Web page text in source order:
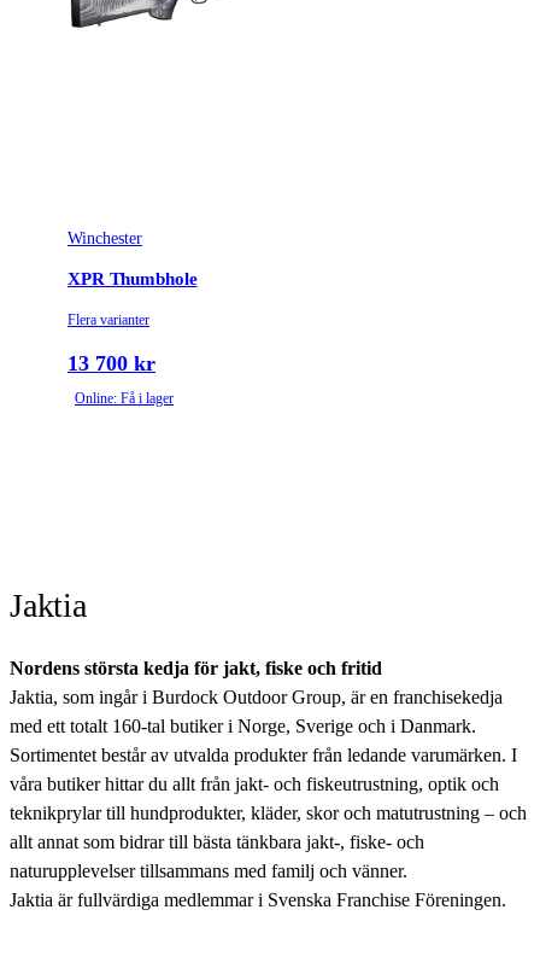
Winchester
XPR Thumbhole
Flera varianter
13 700 kr
Online: Få i lager
Jaktia
Nordens största kedja för jakt, fiske och fritid
Jaktia, som ingår i Burdock Outdoor Group, är en franchisekedja
med ett totalt 160-tal butiker i Norge, Sverige och i Danmark.
Sortimentet består av utvalda produkter från ledande varumärken. I
våra butiker hittar du allt från jakt- och fiskeutrustning, optik och
teknikprylar till hundprodukter, kläder, skor och matutrustning – och
allt annat som bidrar till bästa tänkbara jakt-, fiske- och
naturupplevelser tillsammans med familj och vänner.
Jaktia är fullvärdiga medlemmar i Svenska Franchise Föreningen.